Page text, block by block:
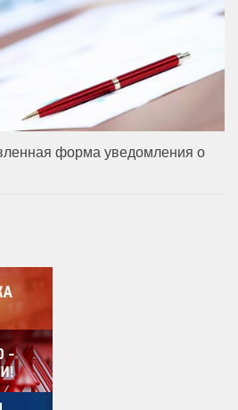
форма уведомления о